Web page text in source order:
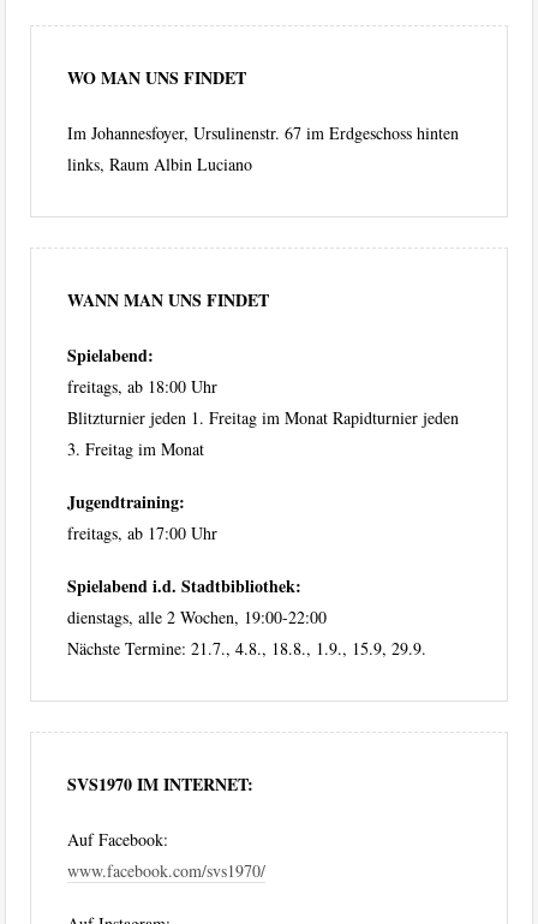
WO MAN UNS FINDET
Im Johannesfoyer, Ursulinenstr. 67 im Erdgeschoss hinten
links, Raum Albin Luciano
WANN MAN UNS FINDET
Spielabend:
freitags, ab 18:00 Uhr
Blitzturnier jeden 1. Freitag im Monat Rapidturnier jeden
3. Freitag im Monat
Jugendtraining:
freitags, ab 17:00 Uhr
Spielabend i.d. Stadtbibliothek:
dienstags, alle 2 Wochen, 19:00-22:00
Nächste Termine: 21.7., 4.8., 18.8., 1.9., 15.9, 29.9.
SVS1970 IM INTERNET:
Auf Facebook:
www.facebook.com/svs1970/